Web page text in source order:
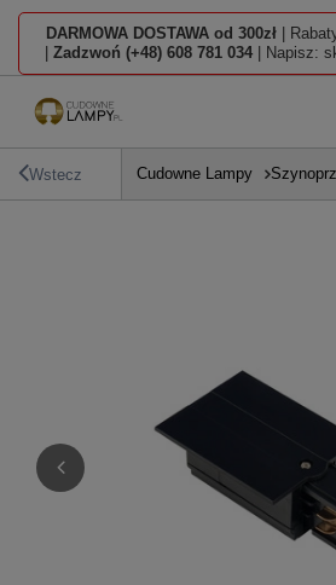
DARMOWA DOSTAWA od 300zł |
Zadzwoń (+48) 608 781 034 | Napisz:
Wstecz Cudowne Lampy